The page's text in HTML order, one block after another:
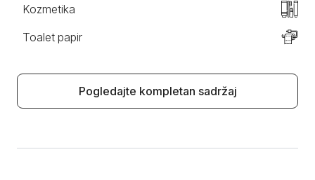
Kozmetika
Toalet papir
Pogledajte kompletan sadržaj